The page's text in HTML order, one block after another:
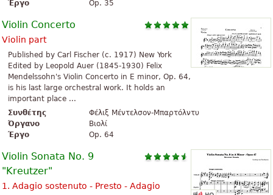
Έργο Op. 35
Violin Concerto
Violin part
Published by Carl Fischer (c. 1917) New York
Edited by Leopold Auer (1845-1930) Felix
Mendelssohn's Violin Concerto in E minor, Op. 64,
is his last large orchestral work. It holds an
important place ...
Συνθέτης
Φέλιξ Μέντελσον-Μπαρτόλντυ
Όργανο
Βιολί
Έργο
Op. 64
Violin Sonata No. 9
"Kreutzer"
1. Adagio sostenuto - Presto - Adagio